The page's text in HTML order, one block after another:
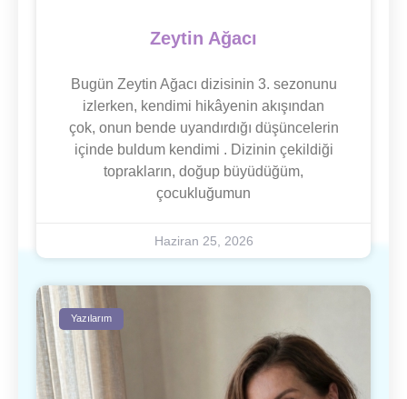
Zeytin Ağacı
Bugün Zeytin Ağacı dizisinin 3. sezonunu
izlerken, kendimi hikâyenin akışından
çok, onun bende uyandırdığı düşüncelerin
içinde buldum kendimi . Dizinin çekildiği
toprakların, doğup büyüdüğüm,
çocukluğumun
Haziran 25, 2026
Yazılarım